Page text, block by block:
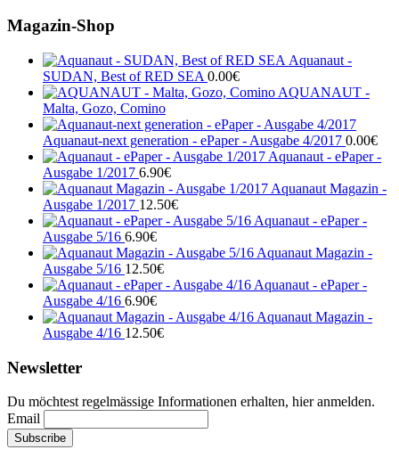
Magazin-Shop
Aquanaut -
SUDAN, Best of RED SEA 0.00€
AQUANAUT -
Malta, Gozo, Comino
Aquanaut-next generation - ePaper - Ausgabe 4/2017 0.00€
Aquanaut - ePaper -
Ausgabe 1/2017 6.90€
Aquanaut Magazin -
Ausgabe 1/2017 12.50€
Aquanaut - ePaper -
Ausgabe 5/16 6.90€
Aquanaut Magazin -
Ausgabe 5/16 12.50€
Aquanaut - ePaper -
Ausgabe 4/16 6.90€
Aquanaut Magazin -
Ausgabe 4/16 12.50€
Newsletter
Du möchtest regelmässige Informationen erhalten, hier anmelden.
Email